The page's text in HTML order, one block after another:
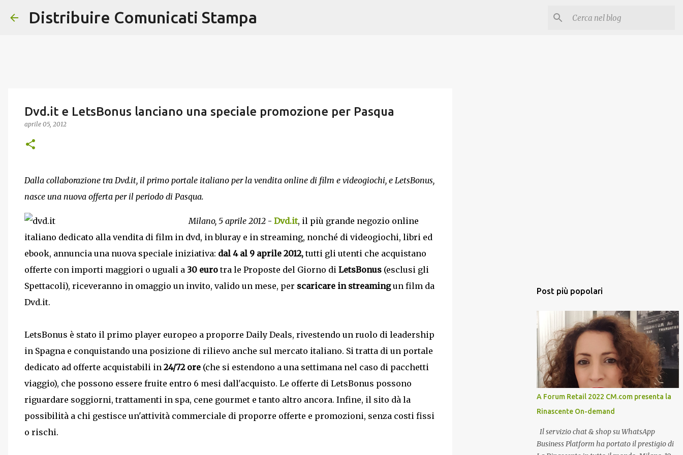
Distribuire Comunicati Stampa
Dvd.it e LetsBonus lanciano una speciale promozione per Pasqua
aprile 05, 2012
Dalla collaborazione tra Dvd.it, il primo portale italiano per la vendita online di film e videogiochi, e LetsBonus,
nasce una nuova offerta per il periodo di Pasqua.
Milano, 5 aprile 2012 - Dvd.it, il più grande negozio online
italiano dedicato alla vendita di film in dvd, in bluray e in streaming, nonché di videogiochi, libri ed
ebook, annuncia una nuova speciale iniziativa: dal 4 al 9 aprile 2012,tutti gli utenti che acquistano
offerte con importi maggiori o uguali a 30 eurotra le Proposte del Giorno di LetsBonus (esclusi gli
Spettacoli), riceveranno in omaggio un invito, valido un mese, per scaricare in streamingun film da
Dvd.it.
LetsBonus è stato il primo player europeo a proporre Daily Deals, rivestendo un ruolo di leadership
in Spagna e conquistando una posizione di rilievo anche sul mercato italiano. Si tratta di un portale
dedicato ad offerte acquistabili in 24/72 ore (che si estendono a una settimana nel caso di pacchetti
viaggio), che possono essere fruite entro 6 mesi dall'acquisto. Le offerte di LetsBonus possono
riguardare soggiorni, trattamenti in spa, cene gourmet e tanto altro ancora. Infine, il sito dà la
possibilità a chi gestisce un'attività commerciale di proporre offerte e promozioni, senza costi fissi
o rischi.
Post più popolari
A Forum Retail 2022 CM.com presenta la
Rinascente On-demand
Il servizio chat & shop su WhatsApp
Business Platform ha portato il prestigio di